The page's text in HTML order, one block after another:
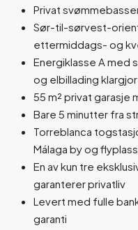
Privat
Sør-til-sørvest-
ettermiddags- og
Energiklasse A med
og elbillading
55 m² privat garasje
Bare 5 minutter fra
Torreblanca
Málaga by og
En av kun tre
garanterer privatliv
Levert med fulle
garanti